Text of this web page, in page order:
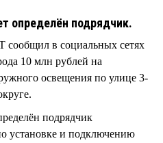
определён подрядчик.
в социальных сетях
10 млн рублей на
освещения по улице 3-
подрядчик
установке и подключению